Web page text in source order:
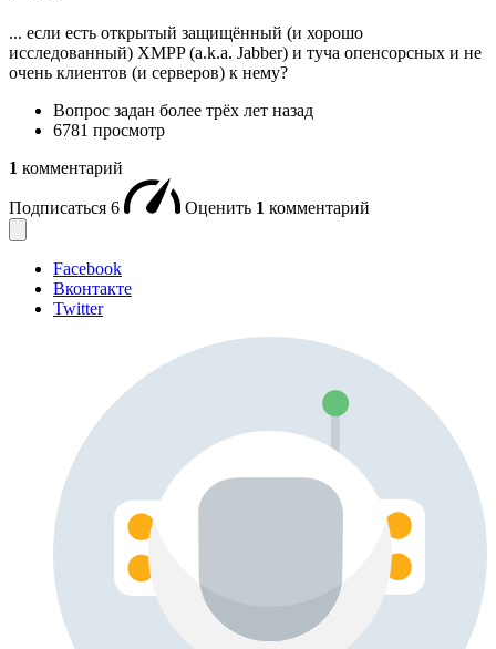
... если есть открытый защищённый (и хорошо
исследованный) XMPP (a.k.a. Jabber) и туча опенсорсных и не
очень клиентов (и серверов) к нему?
Вопрос задан более трёх лет назад
6781 просмотр
1 комментарий
Подписаться 6 Оценить 1 комментарий
Facebook
Вконтакте
Twitter